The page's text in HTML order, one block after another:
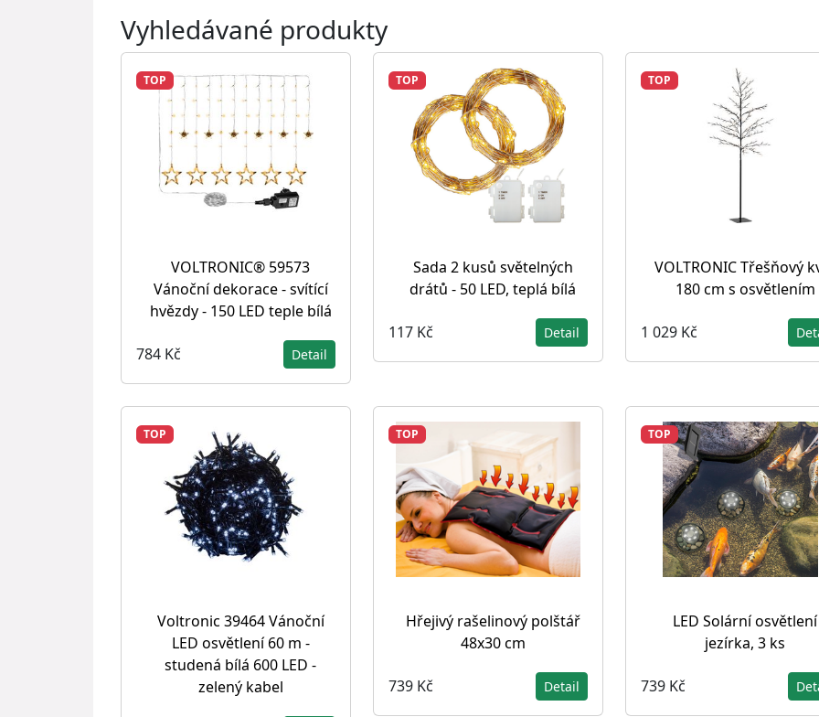
Vyhledávané produkty
TOP
VOLTRONIC® 59573
Vánoční dekorace - svítící
hvězdy - 150 LED teple bílá
784 Kč Detail
TOP
Sada 2 kusů světelných
drátů - 50 LED, teplá bílá
117 Kč Detail
TOP
VOLTRONIC Třešňový
180 cm s osvětlením
1 029 Kč
TOP
Voltronic 39464 Vánoční
LED osvětlení 60 m -
studená bílá 600 LED -
zelený kabel
TOP
Hřejivý rašelinový polštář
48x30 cm
739 Kč Detail
TOP
LED Solární osvětlení
jezírka, 3 ks
739 Kč